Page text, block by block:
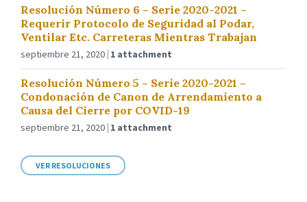
Resolución Número 6 – Serie 2020-2021 –
Requerir Protocolo de Seguridad al Podar,
Ventilar Etc. Carreteras Mientras Trabajan
septiembre 21, 2020 1 attachment
Resolución Número 5 – Serie 2020-2021 –
Condonación de Canon de Arrendamiento a
Causa del Cierre por COVID-19
septiembre 21, 2020 1 attachment
VER RESOLUCIONES